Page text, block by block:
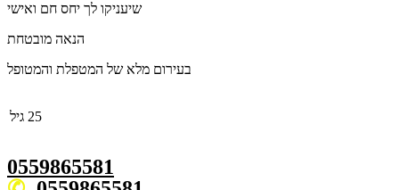
שיעניקו לך יחס חם ואישי
הנאה מובטחת
בעירום מלא של המטפלת והמטופל
גיל 25
0559865581